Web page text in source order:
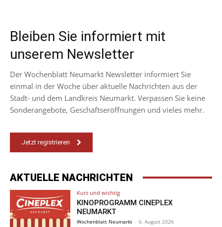
Bleiben Sie informiert mit
unserem Newsletter
Der Wochenblatt Neumarkt Newsletter informiert Sie
einmal in der Woche über aktuelle Nachrichten aus der
Stadt- und dem Landkreis Neumarkt. Verpassen Sie keine
Sonderangebote, Geschäftseröffnungen und vieles mehr.
Jetzt registrieren
AKTUELLE NACHRICHTEN
Kurz und wichtig
KINOPROGRAMM CINEPLEX
NEUMARKT
Wochenblatt Neumarkt - 6. August 2026